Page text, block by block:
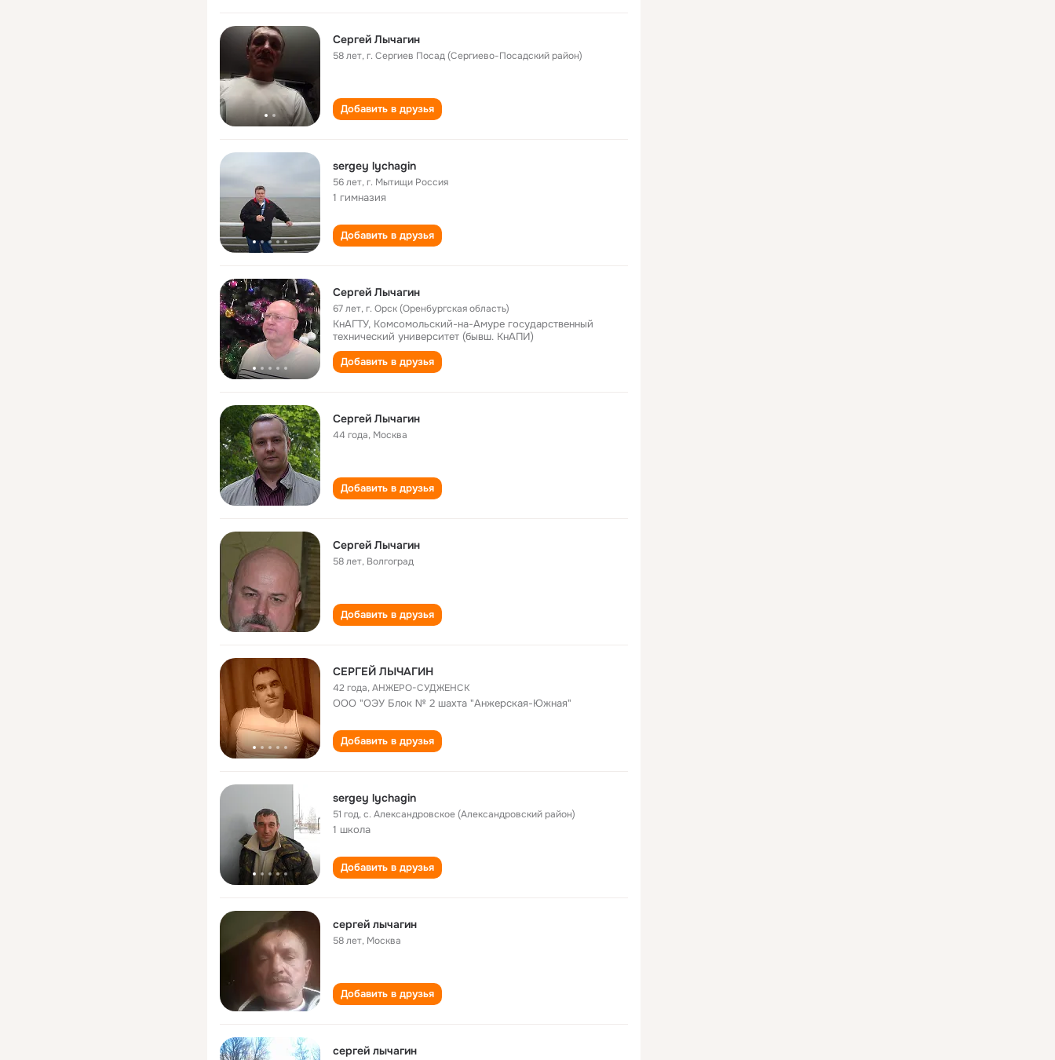
Сергей Лычагин
58 лет,г. Сергиев Посад (Сергиево-Посадский район)
Добавить в друзья
sergey lychagin
56 лет,г. Мытищи Россия
1 гимназия
Добавить в друзья
Сергей Лычагин
67 лет,г. Орск (Оренбургская область)
КнАГТУ, Комсомольский-на-Амуре государственный
технический университет (бывш. КнАПИ)
Добавить в друзья
Сергей Лычагин
44 года, Москва
Добавить в друзья
Сергей Лычагин
58 лет, Волгоград
Добавить в друзья
СЕРГЕЙ ЛЫЧАГИН
42 года,АНЖЕРО-СУДЖЕНСК
ООО "ОЭУ Блок № 2 шахта "Анжерская-Южная"
Добавить в друзья
sergey lychagin
51 год,с. Александровское (Александровский район)
1 школа
Добавить в друзья
сергей лычагин
58 лет, Москва
Добавить в друзья
сергей лычагин